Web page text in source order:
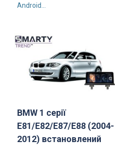
Android...
BMW 1 серії
E81/E82/E87/E88 (2004-
2012) встановлений